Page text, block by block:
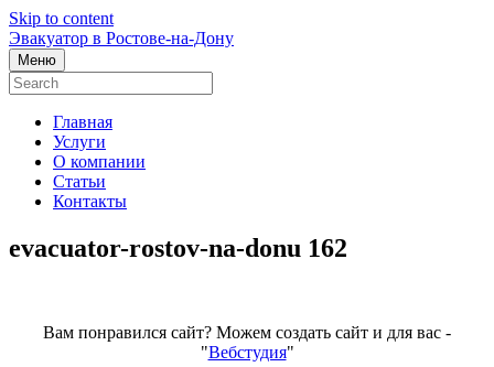
Skip to content
Эвакуатор в Ростове-на-Дону
Меню
Главная
Услуги
О компании
Статьи
Контакты
evacuator-rostov-na-donu 162
Вам понравился сайт? Можем создать сайт и для вас -
"Вебстудия"